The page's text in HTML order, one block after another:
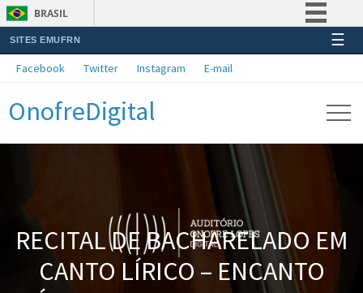
BRASIL
Simplifique!
Acesso à informação
Legislação
Canais
SITES EMUFRN ☰
Facebook Twitter Instagram E-mail
OnofreDigital
RECITAL DE BACHARELADO EM
CANTO LÍRICO – ENCANTO